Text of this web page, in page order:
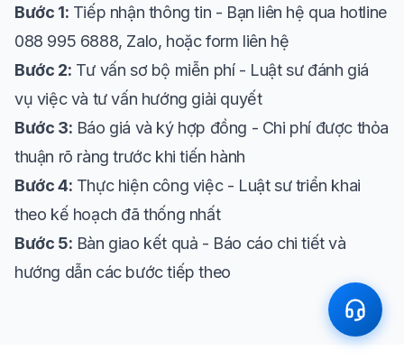
Bước 1: Tiếp nhận thông tin - Bạn liên hệ qua hotline
088 995 6888, Zalo, hoặc form liên hệ
Bước 2: Tư vấn sơ bộ miễn phí - Luật sư đánh giá
vụ việc và tư vấn hướng giải quyết
Bước 3: Báo giá và ký hợp đồng - Chi phí được thỏa
thuận rõ ràng trước khi tiến hành
Bước 4: Thực hiện công việc - Luật sư triển khai
theo kế hoạch đã thống nhất
Bước 5: Bàn giao kết quả - Báo cáo chi tiết và
hướng dẫn các bước tiếp theo